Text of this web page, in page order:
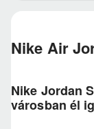
Nike Air
Nike Jordan
városban él